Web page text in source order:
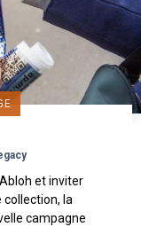
et inviter
collection, la
campagne